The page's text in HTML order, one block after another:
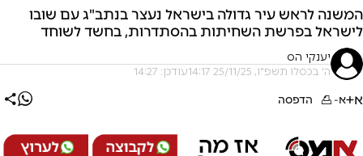
המשנה לראש עיר גדולה בישראל נעצר בנתב"ג עם שובו
לישראל בפרשת השחיתות בהסתדרות, בחשד לשוחד
יענקי הס
ה' בכסלו תשפ"ו, 25/11/25 14:17 עודכן: 14:27
א+א- הדפסה